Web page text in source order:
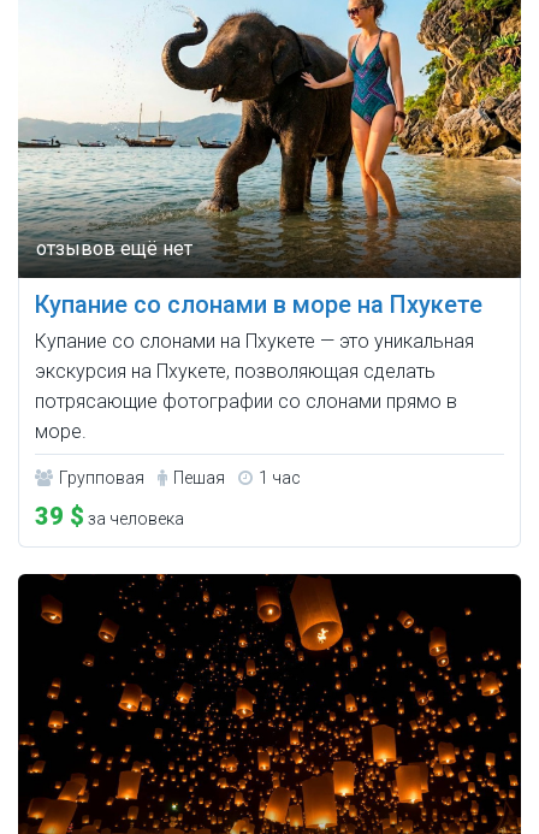
Купание со слонами в море на Пхукете
Купание со слонами на Пхукете — это уникальная
экскурсия на Пхукете, позволяющая сделать
потрясающие фотографии со слонами прямо в
море.
Групповая Пешая 1 час
39 $ за человека